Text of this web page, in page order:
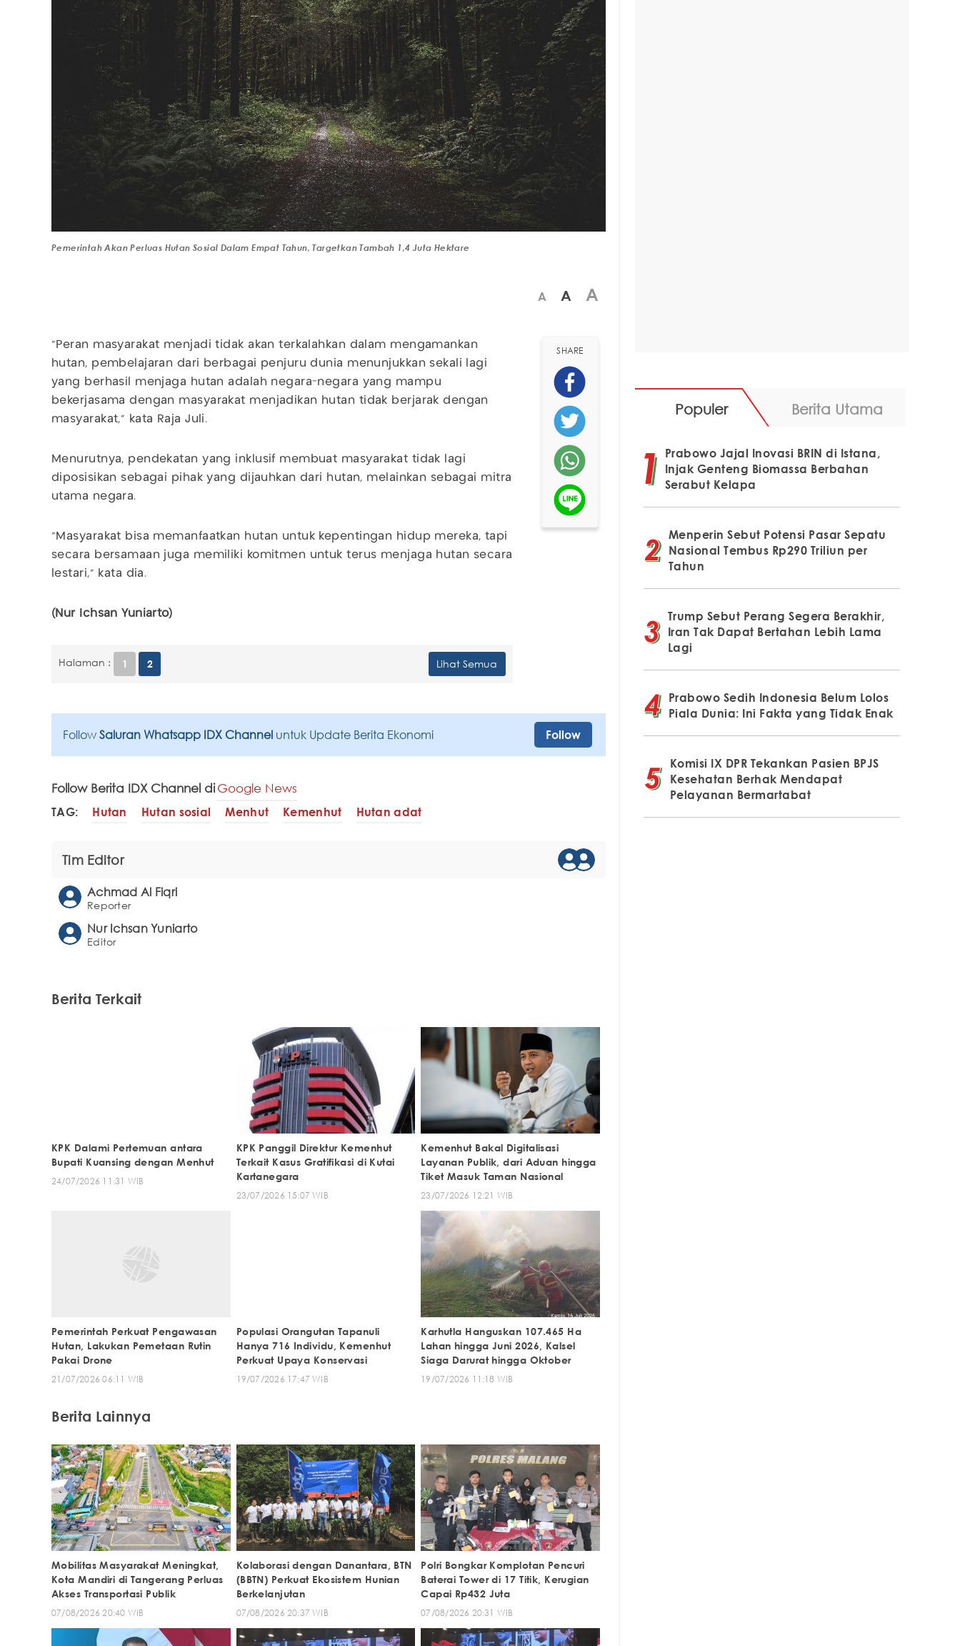
Pemerintah Akan Perluas Hutan Sosial Dalam Empat Tahun, Targetkan Tambah 1,4 Juta Hektare
A A A
"Peran masyarakat menjadi tidak akan terkalahkan dalam mengamankan
hutan, pembelajaran dari berbagai penjuru dunia menunjukkan sekali lagi
yang berhasil menjaga hutan adalah negara-negara yang mampu
bekerjasama dengan masyarakat menjadikan hutan tidak berjarak dengan
masyarakat," kata Raja Juli.
Menurutnya, pendekatan yang inklusif membuat masyarakat tidak lagi
diposisikan sebagai pihak yang dijauhkan dari hutan, melainkan sebagai mitra
utama negara.
“Masyarakat bisa memanfaatkan hutan untuk kepentingan hidup mereka, tapi
secara bersamaan juga memiliki komitmen untuk terus menjaga hutan secara
lestari,” kata dia.
(Nur Ichsan Yuniarto)
Halaman : 1 2 Lihat Semua
SHARE
Follow Saluran Whatsapp IDX Channel untuk Update Berita Ekonomi Follow
Follow Berita IDX Channel diGoogle News
TAG: Hutan Hutan sosial Menhut Kemenhut Hutan adat
Tim Editor
Achmad Al Fiqri
Reporter
Nur Ichsan Yuniarto
Editor
Berita Terkait
KPK Dalami Pertemuan antara
Bupati Kuansing dengan Menhut
24/07/2026 11:31 WIB
KPK Panggil Direktur Kemenhut
Terkait Kasus Gratifikasi di Kutai
Kartanegara
23/07/2026 15:07 WIB
Kemenhut Bakal Digitalisasi
Layanan Publik, dari Aduan hingga
Tiket Masuk Taman Nasional
23/07/2026 12:21 WIB
Pemerintah Perkuat Pengawasan
Hutan, Lakukan Pemetaan Rutin
Pakai Drone
21/07/2026 06:11 WIB
Populasi Orangutan Tapanuli
Hanya 716 Individu, Kemenhut
Perkuat Upaya Konservasi
19/07/2026 17:47 WIB
Karhutla Hanguskan 107.465 Ha
Lahan hingga Juni 2026, Kalsel
Siaga Darurat hingga Oktober
19/07/2026 11:18 WIB
Berita Lainnya
Mobilitas Masyarakat Meningkat,
Kota Mandiri di Tangerang Perluas
Akses Transportasi Publik
07/08/2026 20:40 WIB
Kolaborasi dengan Danantara, BTN
(BBTN) Perkuat Ekosistem Hunian
Berkelanjutan
07/08/2026 20:37 WIB
Polri Bongkar Komplotan Pencuri
Baterai Tower di 17 Titik, Kerugian
Capai Rp432 Juta
07/08/2026 20:31 WIB
Populer Berita Utama
Prabowo Jajal Inovasi BRIN di Istana,
Injak Genteng Biomassa Berbahan
Serabut Kelapa
Menperin Sebut Potensi Pasar Sepatu
Nasional Tembus Rp290 Triliun per
Tahun
Trump Sebut Perang Segera Berakhir,
Iran Tak Dapat Bertahan Lebih Lama
Lagi
Prabowo Sedih Indonesia Belum Lolos
Piala Dunia: Ini Fakta yang Tidak Enak
Komisi IX DPR Tekankan Pasien BPJS
Kesehatan Berhak Mendapat
Pelayanan Bermartabat